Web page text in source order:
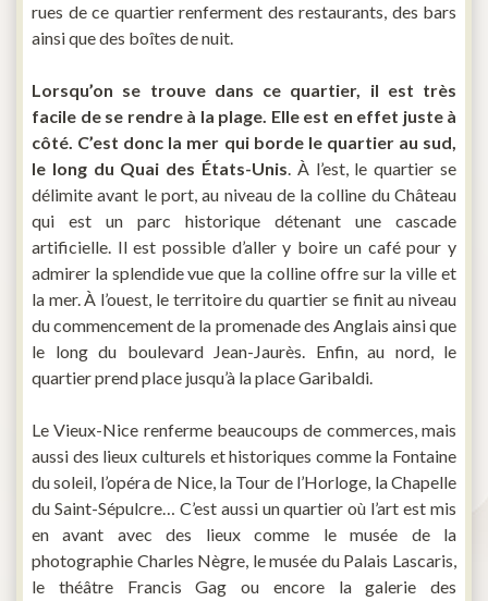
rues de ce quartier renferment des restaurants, des bars
ainsi que des boîtes de nuit.
Lorsqu’on se trouve dans ce quartier, il est très
facile de se rendre à la plage. Elle est en effet juste à
côté. C’est donc la mer qui borde le quartier au sud,
le long du Quai des États-Unis. À l’est, le quartier se
délimite avant le port, au niveau de la colline du Château
qui est un parc historique détenant une cascade
artificielle. Il est possible d’aller y boire un café pour y
admirer la splendide vue que la colline offre sur la ville et
la mer. À l’ouest, le territoire du quartier se finit au niveau
du commencement de la promenade des Anglais ainsi que
le long du boulevard Jean-Jaurès. Enfin, au nord, le
quartier prend place jusqu’à la place Garibaldi.
Le Vieux-Nice renferme beaucoups de commerces, mais
aussi des lieux culturels et historiques comme la Fontaine
du soleil, l’opéra de Nice, la Tour de l’Horloge, la Chapelle
du Saint-Sépulcre… C’est aussi un quartier où l’art est mis
en avant avec des lieux comme le musée de la
photographie Charles Nègre, le musée du Palais Lascaris,
le théâtre Francis Gag ou encore la galerie des